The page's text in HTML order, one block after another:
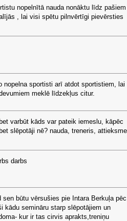
nopelnītā nauda nonāktu līdz pašiem
, lai visi spētu pilnvērtīgi pievērsties
nopelna sportisti arī atdot sportistiem, lai
meklē līdzekļus citur.
varbūt kāds var pateik iemeslu, kāpēc
slēpotāji nē? nauda, treneris,
darbs
būtu vērsušies pie Intara Berkuļa pēc
kādu semināru starp slēpotājiem un
kur ir tas cirvis aprakts,treniņu